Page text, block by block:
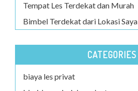
Tempat Les Terdekat dan Murah
Bimbel Terdekat dari Lokasi Saya
CATEGORIES
biaya les privat